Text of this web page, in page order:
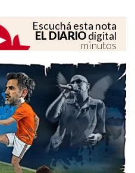
Escuchá esta nota
EL DIARIOdigital
minutos